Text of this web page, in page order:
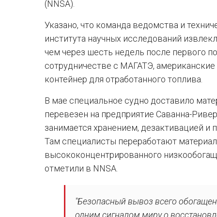
(NNSA).
Указано, что команда ведомства и
института научных исследований
чем через шесть недель после первого
сотрудничестве с МАГАТЭ,
контейнер для отработанного топлива.
В мае специальное судно доставило
перевезен на предприятие Саванна-
занимается хранением, дезактивацией и
Там специалисты переработают
высококонцентрированного
отметили в NNSA.
"Безопасный вывоз всего
одним сигналом миру о